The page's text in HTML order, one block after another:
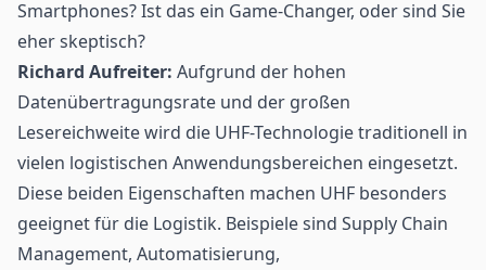
Smartphones? Ist das ein Game-Changer, oder sind Sie
eher skeptisch?
Richard Aufreiter: Aufgrund der hohen
Datenübertragungsrate und der großen
Lesereichweite wird die UHF-Technologie traditionell in
vielen logistischen Anwendungsbereichen eingesetzt.
Diese beiden Eigenschaften machen UHF besonders
geeignet für die Logistik. Beispiele sind Supply Chain
Management, Automatisierung,